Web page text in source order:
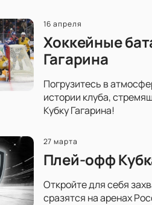
16 апреля
Хоккейные
Гагарина
Погрузитесь в
истории клуба,
Кубку Гагарина!
27 марта
Плей-офф
Откройте для себя
сразятся на аренах